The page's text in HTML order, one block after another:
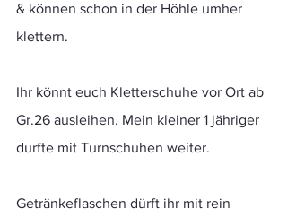
& können schon in der Höhle umher
klettern.
Ihr könnt euch Kletterschuhe vor Ort ab
Gr.26 ausleihen. Mein kleiner 1 jähriger
durfte mit Turnschuhen weiter.
Getränkeflaschen dürft ihr mit rein